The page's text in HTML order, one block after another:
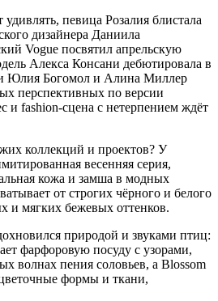
певица Розалия блистала
дизайнера Даниила
Vogue посвятил апрельскую
Алекса Консани дебютировала в
Юлия Богомол и Алина Миллер
перспективных по версии
и fashion-сцена с нетерпением ждёт
коллекций и проектов? У
весенняя серия,
кожа и замша в модных
от строгих чёрного и белого
и мягких бежевых оттенков.
природой и звуками птиц:
фарфоровую посуду с узорами,
волнах пения соловьев, а Blossom
формы и ткани,